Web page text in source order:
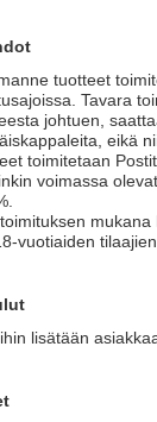
tuotteet
Tavara
johtuen,
eikä
toimitetaan
voimassa
mukana
vuotiaiden
lisätään